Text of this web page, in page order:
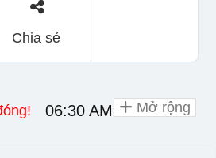
Chia sẻ
06:30 AM - 06:00 PM
Mở rộng